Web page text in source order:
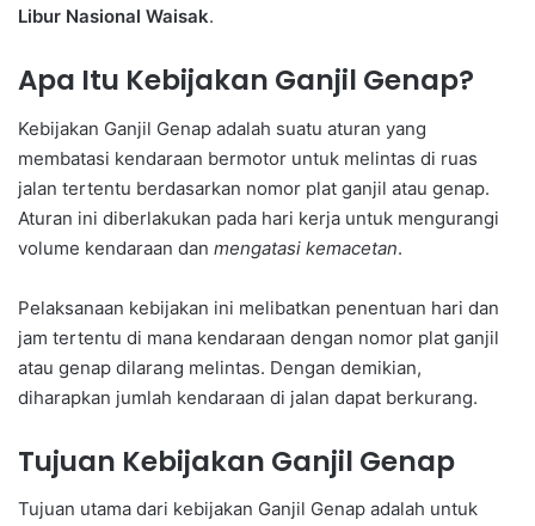
Libur Nasional Waisak.
Apa Itu Kebijakan Ganjil Genap?
Kebijakan Ganjil Genap adalah suatu aturan yang
membatasi kendaraan bermotor untuk melintas di ruas
jalan tertentu berdasarkan nomor plat ganjil atau genap.
Aturan ini diberlakukan pada hari kerja untuk mengurangi
volume kendaraan dan mengatasi kemacetan.
Pelaksanaan kebijakan ini melibatkan penentuan hari dan
jam tertentu di mana kendaraan dengan nomor plat ganjil
atau genap dilarang melintas. Dengan demikian,
diharapkan jumlah kendaraan di jalan dapat berkurang.
Tujuan Kebijakan Ganjil Genap
Tujuan utama dari kebijakan Ganjil Genap adalah untuk